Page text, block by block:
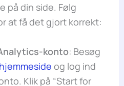
på din side. Følg
at få det gjort korrekt:
konto: Besøg
og log ind
Klik på “Start for